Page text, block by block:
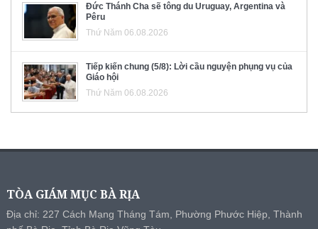
Đức Thánh Cha sẽ tông du Uruguay, Argentina và
Pêru
Thứ Năm 06.08.2026
Tiếp kiến chung (5/8): Lời cầu nguyện phụng vụ của
Giáo hội
Thứ Năm 06.08.2026
TÒA GIÁM MỤC BÀ RỊA
Địa chỉ: 227 Cách Mạng Tháng Tám, Phường Phước Hiệp, Thành